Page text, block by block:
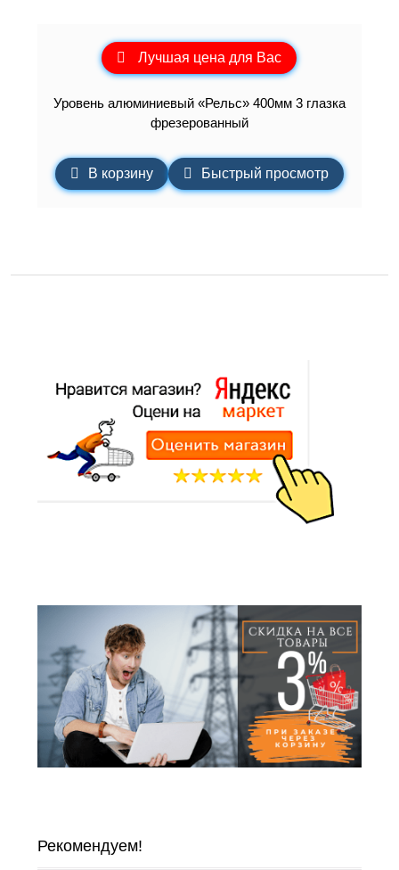
Лучшая цена для Вас
Уровень алюминиевый «Рельс» 400мм 3 глазка
фрезерованный
В корзину Быстрый просмотр
Рекомендуем!